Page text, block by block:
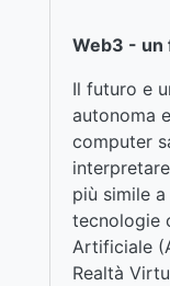
Web3 - un
Il futuro e
autonoma
computer
più simile
tecnologie
Artificiale
Realtà